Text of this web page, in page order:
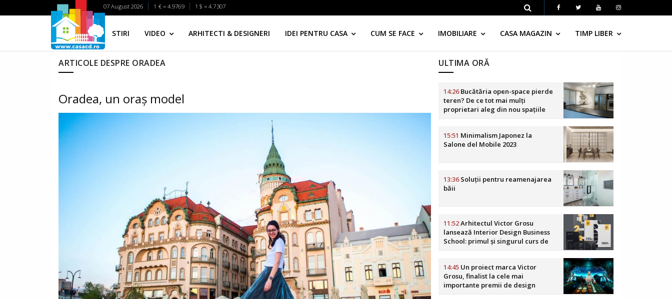
07 August 2026 1 € = 4.9769 1 $ = 4.7307
STIRI VIDEO ARHITECTI & DESIGNERI IDEI PENTRU CASA CUM SE FACE IMOBILIARE CASA MAGAZIN TIMP LIBER
ARTICOLE DESPRE ORADEA
Oradea, un oraș model
ULTIMA ORĂ
14:26Bucătăria open-space pierde
teren? De ce tot mai mulți
proprietari aleg din nou spațiile
delimitate
15:51 Minimalism Japonez la
Salone del Mobile 2023
13:36Soluții pentru reamenajarea
băii
11:52Arhitectul Victor Grosu
lansează Interior Design Business
School: primul și singurul curs de
business în design interior din
14:45 Un proiect marca Victor
Grosu, finalist la cele mai
importante premii de design
HoReCa din lume